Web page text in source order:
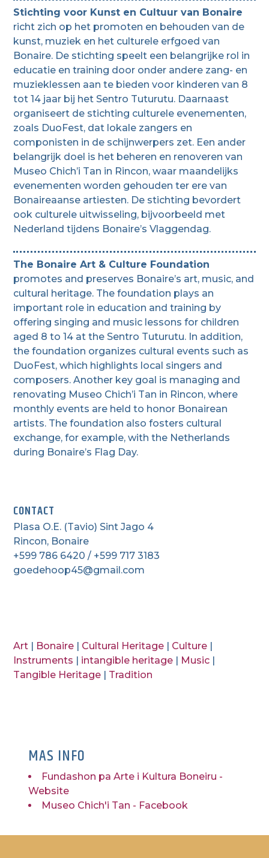
Stichting voor Kunst en Cultuur van Bonaire
richt zich op het promoten en behouden van de
kunst, muziek en het culturele erfgoed van
Bonaire. De stichting speelt een belangrijke rol in
educatie en training door onder andere zang- en
muzieklessen aan te bieden voor kinderen van 8
tot 14 jaar bij het Sentro Tuturutu. Daarnaast
organiseert de stichting culturele evenementen,
zoals DuoFest, dat lokale zangers en
componisten in de schijnwerpers zet. Een ander
belangrijk doel is het beheren en renoveren van
Museo Chich’i Tan in Rincon, waar maandelijks
evenementen worden gehouden ter ere van
Bonaireaanse artiesten. De stichting bevordert
ook culturele uitwisseling, bijvoorbeeld met
Nederland tijdens Bonaire’s Vlaggendag.
The Bonaire Art & Culture Foundation
promotes and preserves Bonaire’s art, music, and
cultural heritage. The foundation plays an
important role in education and training by
offering singing and music lessons for children
aged 8 to 14 at the Sentro Tuturutu. In addition,
the foundation organizes cultural events such as
DuoFest, which highlights local singers and
composers. Another key goal is managing and
renovating Museo Chich’i Tan in Rincon, where
monthly events are held to honor Bonairean
artists. The foundation also fosters cultural
exchange, for example, with the Netherlands
during Bonaire’s Flag Day.
CONTACT
Plasa O.E. (Tavio) Sint Jago 4
Rincon, Bonaire
+599 786 6420 / +599 717 3183
goedehoop45@gmail.com
Art Bonaire Cultural Heritage Culture
Instruments
intangible heritage Music
Tangible Heritage
Tradition
MAS INFO
Fundashon pa Arte i Kultura Boneiru -
Website
Museo Chich'i Tan - Facebook